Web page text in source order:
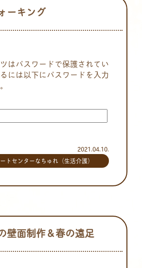
ーキング
はパスワードで保護されてい
には以下にパスワードを入力
2021.04.10.
トセンターなちゅれ（生活介護）
壁面制作＆春の遠足